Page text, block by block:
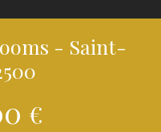
- Saint-
€